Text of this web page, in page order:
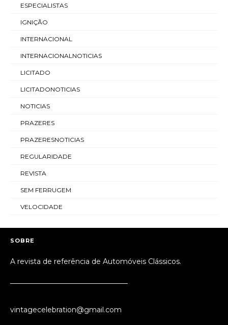
ESPECIALISTAS
IGNIÇÃO
INTERNACIONAL
INTERNACIONALNOTICIAS
LICITADO
LICITADONOTICIAS
NOTICIAS
PRAZERES
PRAZERESNOTICIAS
REGULARIDADE
REVISTA
SEM FERRUGEM
VELOCIDADE
SOBRE
A revista de referência de Automóveis Clássicos.
vintagecelebration@gmail.com